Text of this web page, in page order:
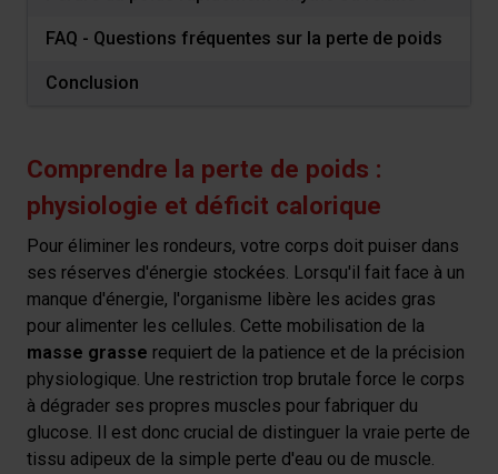
FAQ - Questions fréquentes sur la perte de poids
Conclusion
Comprendre la perte de poids :
physiologie et déficit calorique
Pour éliminer les rondeurs, votre corps doit puiser dans
ses réserves d'énergie stockées. Lorsqu'il fait face à un
manque d'énergie, l'organisme libère les acides gras
pour alimenter les cellules. Cette mobilisation de la
masse grasse requiert de la patience et de la précision
physiologique. Une restriction trop brutale force le corps
à dégrader ses propres muscles pour fabriquer du
glucose. Il est donc crucial de distinguer la vraie perte de
tissu adipeux de la simple perte d'eau ou de muscle.